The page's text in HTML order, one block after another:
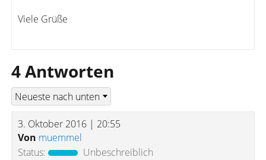
Viele Grüße
4 Antworten
3. Oktober 2016 | 20:55
Von muemmel
Status:
Unbeschreiblich